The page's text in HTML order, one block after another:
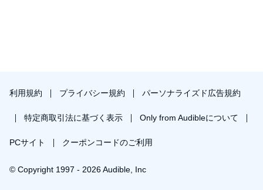
利用規約 プライバシー規約 パーソナライズド広告規約
特定商取引法に基づく表示 Only from Audibleについて
PCサイト クーポンコードのご利用
© Copyright 1997 - 2026 Audible, Inc